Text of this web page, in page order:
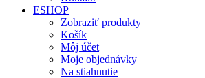
ESHOP
Zobraziť produkty
Košík
Môj účet
Moje objednávky
Na stiahnutie